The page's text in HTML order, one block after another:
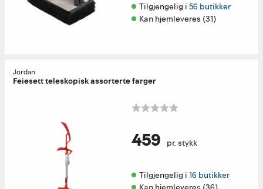
Tilgjengelig i 56 butikker
Kan hjemleveres (31)
Jordan
Feiesett teleskopisk assorterte farger
459 pr. stykk
Tilgjengelig i 16 butikker